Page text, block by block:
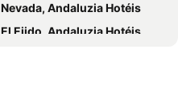
Nevada, Andaluzia Hotéis
El Ejido, Andaluzia Hotéis